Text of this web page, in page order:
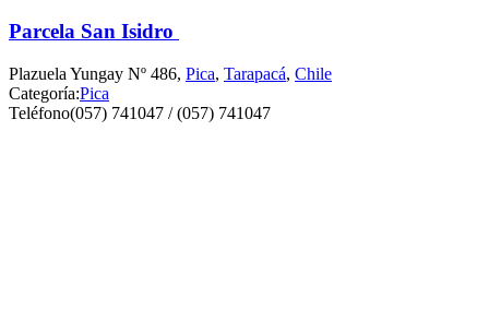
Parcela San Isidro
Plazuela Yungay Nº 486, Pica, Tarapacá, Chile
Categoría:Pica
Teléfono(057) 741047 / (057) 741047